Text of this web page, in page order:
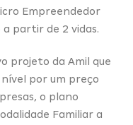
Empreendedor
partir de 2 vidas.
projeto da Amil que
por um preço
o plano
Familiar a